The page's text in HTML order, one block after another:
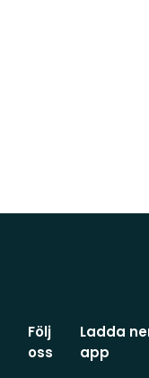
Följ
oss
Ladda
app